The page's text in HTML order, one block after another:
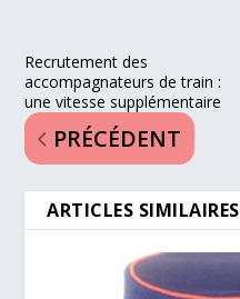
Recrutement des
accompagnateurs de train :
une vitesse supplémentaire
PRÉCÉDENT
ARTICLES SIMILAIRES